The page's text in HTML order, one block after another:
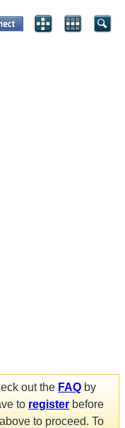
out the FAQ by
to register before
to proceed. To